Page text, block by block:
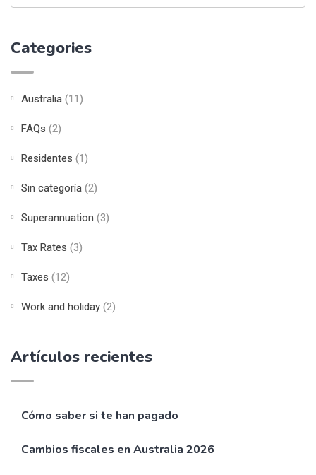
Categories
Australia (11)
FAQs (2)
Residentes (1)
Sin categoría (2)
Superannuation (3)
Tax Rates (3)
Taxes (12)
Work and holiday (2)
Artículos recientes
Cómo saber si te han pagado
Cambios fiscales en Australia 2026